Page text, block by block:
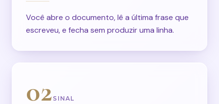
Você abre o documento, lê a última frase que
escreveu, e fecha sem produzir uma linha.
02 SINAL